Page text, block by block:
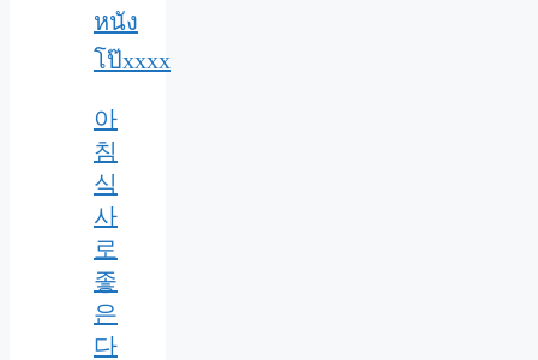
หนัง
โป๊xxxx
아
침
식
사
로
좋
은
다